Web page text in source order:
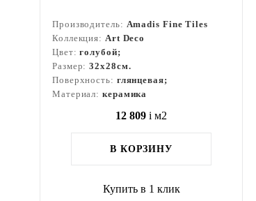
Производитель: Amadis Fine Tiles
Коллекция: Art Deco
Цвет:голубой;
Размер:32x28см.
Поверхность: глянцевая;
Материал: керамика
12 809 i м2
В КОРЗИНУ
Купить в 1 клик